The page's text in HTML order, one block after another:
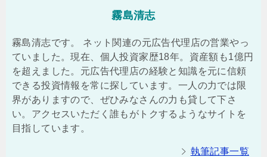
霧島清志
霧島清志です。 ネット関連の元広告代理店の営業やっ
ていました。現在、個人投資家歴18年。資産額も1億円
を超えました。元広告代理店の経験と知識を元に信頼
できる投資情報を常に探しています。一人の力では限
界がありますので、ぜひみなさんの力も貸して下さ
い。アクセスいただく誰もがトクするようなサイトを
目指しています。
執筆記事一覧